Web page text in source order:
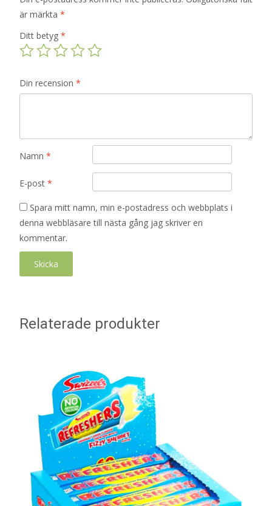
är märkta *
Ditt betyg *
Din recension *
Namn *
E-post *
Spara mitt namn, min e-postadress och webbplats i
denna webbläsare till nästa gång jag skriver en
kommentar.
Relaterade produkter